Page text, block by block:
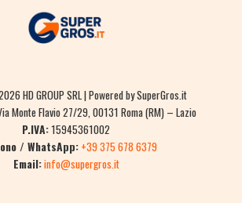
HD GROUP SRL | Powered by SuperGros.it
Monte Flavio 27/29, 00131 Roma (RM) – Lazio
P.IVA:15945361002
/ WhatsApp: +39 375 678 6379
Email:info@supergros.it